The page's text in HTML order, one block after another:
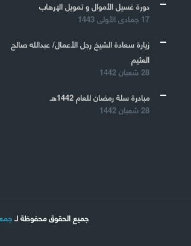
دورة غسيل الأموال و تمويل الإرهاب
17 جمادى الأولى 1443
زيارة سعادة الشيخ رجل الأعمال/ عبدالله صالح
العثيم
28 شعبان 1442
مبادرة سلة رمضان للعام 1442هـ
28 شعبان 1442
جميع الحقوق محفوظة لـ